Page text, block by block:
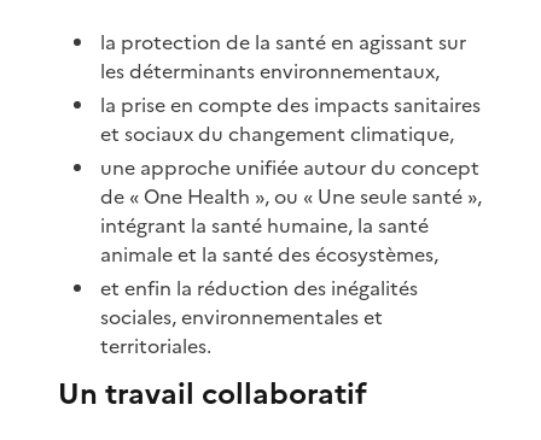
la protection de la santé en agissant sur
les déterminants environnementaux,
la prise en compte des impacts sanitaires
et sociaux du changement climatique,
une approche unifiée autour du concept
de « One Health », ou « Une seule santé »,
intégrant la santé humaine, la santé
animale et la santé des écosystèmes,
et enfin la réduction des inégalités
sociales, environnementales et
territoriales.
Un travail collaboratif